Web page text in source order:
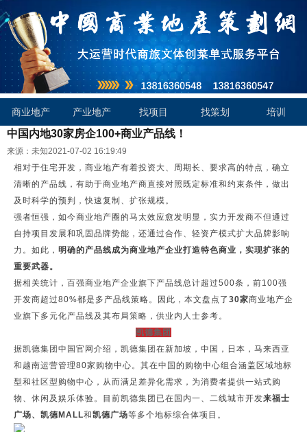
商业地产 产业地产 找项目 找策划 培训
中国内地30家房企100+商业产品线！
来源：未知2021-07-02 16:19:49
相对于住宅开发，商业地产有着投资大、周期长、要求高的特点，确立
清晰的产品线，有助于商业地产商直接对照既定标准和约束条件，做出
及时科学的预判，快速复制、扩张规模。
强者恒强，如今商业地产圈的马太效应愈发明显，实力开发商不但通过
自持项目发展和巩固品牌势能，还通过合作、轻资产模式扩大品牌影响
力。如此， 明确的产品线成为商业地产企业打造特色商业，实现扩张的
重要武器。
据相关统计，百强商业地产企业旗下产品线总计超过500条，前100强
开发商超过80%都是多产品线策略。因此，本文盘点了 30家商业地产企
业旗下多元化产品线及其布局策略，供业内人士参考。
凯德集团
据凯德集团中国官网介绍，凯德集团在新加坡，中国，日本，马来西亚
和越南运营管理80家购物中心。其在中国的购物中心组合涵盖区域地标
型和社区型购物中心，从而满足差异化需求，为消费者提供一站式购
物、休闲及娱乐体验。目前凯德集团已在国内一、二线城市开发来福士
广场、凯德MALL和凯德广场等多个地标综合体项目。